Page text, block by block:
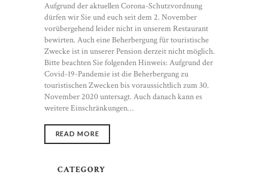
Aufgrund der aktuellen Corona-Schutzvordnung
dürfen wir Sie und euch seit dem 2. November
vorübergehend leider nicht in unserem Restaurant
bewirten. Auch eine Beherbergung für touristische
Zwecke ist in unserer Pension derzeit nicht möglich.
Bitte beachten Sie folgenden Hinweis: Aufgrund der
Covid-19-Pandemie ist die Beherbergung zu
touristischen Zwecken bis voraussichtlich zum 30.
November 2020 untersagt. Auch danach kann es
weitere Einschränkungen…
READ MORE
CATEGORY